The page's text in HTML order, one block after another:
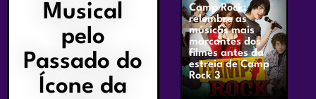
Musical
pelo
Passado do
Ícone da
Camp Rock:
relembre as
músicas mais
marcantes dos
filmes antes da
estreia de Camp
Rock 3